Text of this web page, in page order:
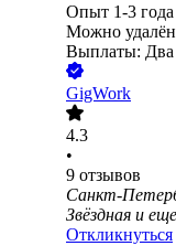
Опыт 1-3 года
Можно
Выплаты: Два
GigWork
4.3
•
9 отзывов
Санкт-
Звёздная и еще
Откликнуться